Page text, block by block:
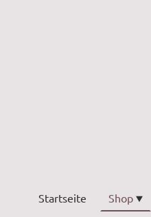
Startseite Shop